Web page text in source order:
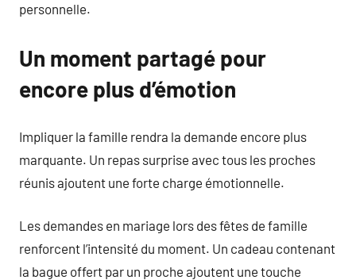
personnelle.
Un moment partagé pour
encore plus d’émotion
Impliquer la famille rendra la demande encore plus
marquante. Un repas surprise avec tous les proches
réunis ajoutent une forte charge émotionnelle.
Les demandes en mariage lors des fêtes de famille
renforcent l’intensité du moment. Un cadeau contenant
la bague offert par un proche ajoutent une touche